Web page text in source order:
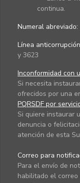
continua.
Numeral abreviado:
Línea
y 3623
Inconformidad con
Si necesita
ofrecidos por una
PQRSDF por
Si quiere instaurar
denuncia o
atención de esta
Correo para
Para el envío de
habilitado el